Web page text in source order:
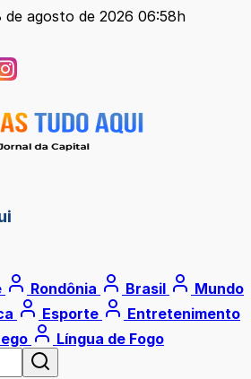
agosto de 2026 06:58h
Rondônia Brasil
Mundo
Esporte
Entretenimento
Língua de Fogo